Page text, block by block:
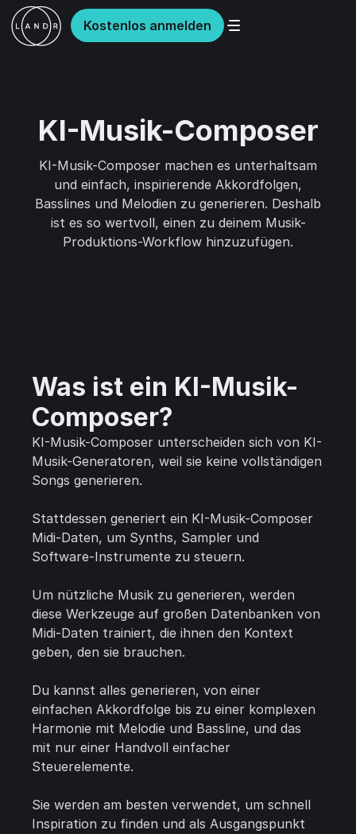
Kostenlos anmelden
KI-Musik-Composer
KI-Musik-Composer machen es unterhaltsam
und einfach, inspirierende Akkordfolgen,
Basslines und Melodien zu generieren. Deshalb
ist es so wertvoll, einen zu deinem Musik-
Produktions-Workflow hinzuzufügen.
Was ist ein KI-Musik-
Composer?
KI-Musik-Composer unterscheiden sich von KI-
Musik-Generatoren, weil sie keine vollständigen
Songs generieren.
Stattdessen generiert ein KI-Musik-Composer
Midi-Daten, um Synths, Sampler und
Software-Instrumente zu steuern.
Um nützliche Musik zu generieren, werden
diese Werkzeuge auf großen Datenbanken von
Midi-Daten trainiert, die ihnen den Kontext
geben, den sie brauchen.
Du kannst alles generieren, von einer
einfachen Akkordfolge bis zu einer komplexen
Harmonie mit Melodie und Bassline, und das
mit nur einer Handvoll einfacher
Steuerelemente.
Sie werden am besten verwendet, um schnell
Inspiration zu finden und als Ausgangspunkt